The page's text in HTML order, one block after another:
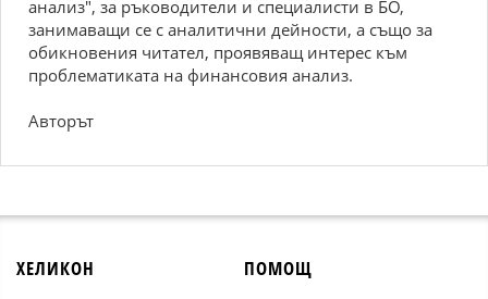
анализ", за ръководители и специалисти в БО,
занимаващи се с аналитични дейности, а също за
обикновения читател, проявяващ интерес към
проблематиката на финансовия анализ.
Авторът
ХЕЛИКОН ПОМОЩ